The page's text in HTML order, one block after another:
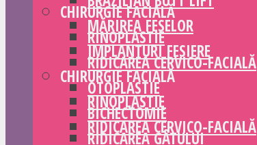
CHIRURGIE FACIALĂ
RINOPLASTIE
RIDICAREA CERVICO-FACIALĂ
OTOPLASTIE
BICHECTOMIE
RIDICAREA GÂTULUI
MĂRIREA FESELOR
IMPLANTURI FESIERE
CHIRURGIE FACIALĂ
RINOPLASTIE
RIDICAREA CERVICO-FACIALĂ